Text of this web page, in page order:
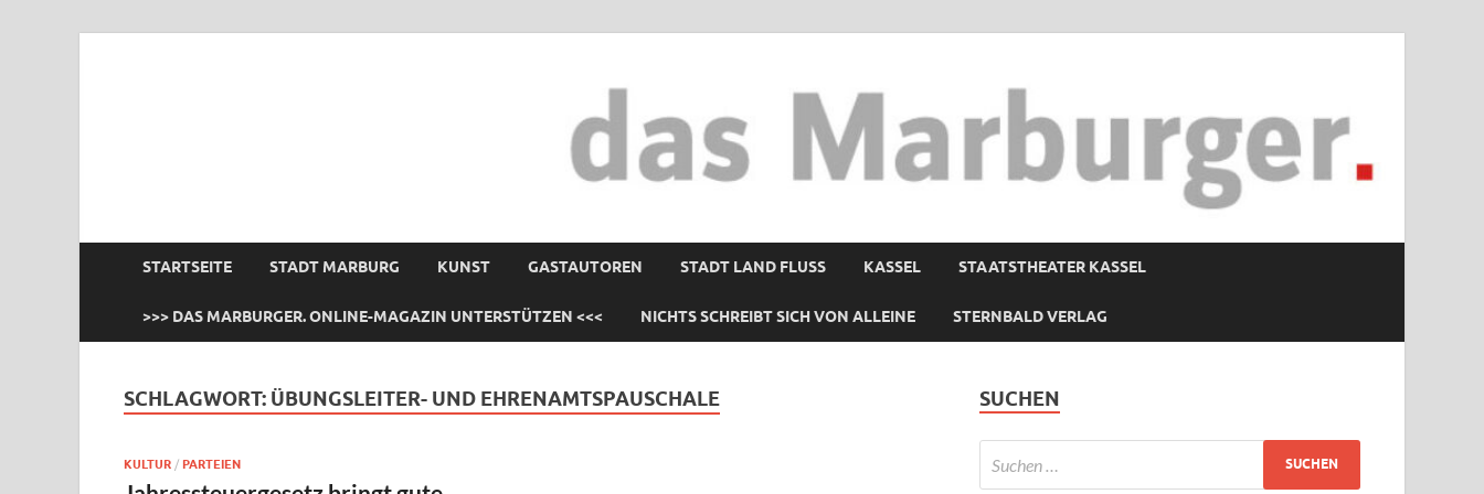
STARTSEITE STADT MARBURG KUNST GASTAUTOREN STADT LAND FLUSS KASSEL STAATSTHEATER KASSEL
>>> DAS MARBURGER. ONLINE-MAGAZIN UNTERSTÜTZEN <<< NICHTS SCHREIBT SICH VON ALLEINE STERNBALD VERLAG
SCHLAGWORT: ÜBUNGSLEITER- UND EHRENAMTSPAUSCHALE
KULTUR / PARTEIEN
SUCHEN